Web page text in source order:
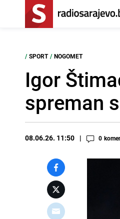
/ SPORT / NOGOMET
Igor
spreman
08.06.26. 11:50 0